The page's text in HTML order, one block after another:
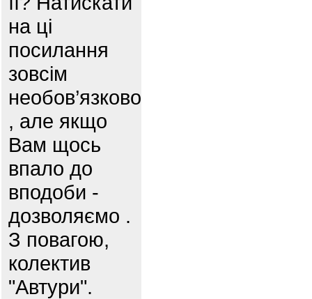
на ці
посилання
зовсім
необов’язково
, але якщо
Вам щось
впало до
вподоби -
дозволяємо .
З повагою,
колектив
"Автури".